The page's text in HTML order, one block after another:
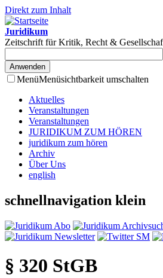
Direkt zum Inhalt
Juridikum
Zeitschrift für Kritik, Recht &
MenüMenüsichtbarkeit umschalten
Aktuelles
Veranstaltungen
Veranstaltungen
JURIDIKUM ZUM HÖREN
juridikum zum hören
Archiv
Über Uns
english
schnellnavigation klein
§ 320 StGB